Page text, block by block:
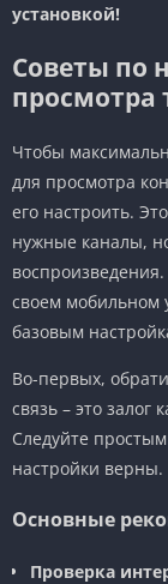
установкой!
Советы по
просмотра
Чтобы
для просмотра
его настроить.
нужные каналы,
своем мобильном
базовым
Во-первых,
связь – это залог
Следуйте
настройки верны.
Основные
Проверка